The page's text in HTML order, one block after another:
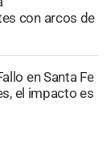
con arcos de
en Santa Fe
el impacto es